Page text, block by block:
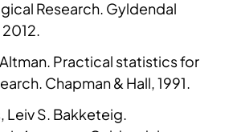
Research. Gyldendal
Practical statistics for
Chapman & Hall, 1991.
Leiv S. Bakketeig.